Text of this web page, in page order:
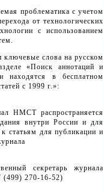
проблематика с учетом
от технологических
с использованием
ключевые слова на русском
«Поиск аннотаций и
в бесплатном
с 1999 г.»:
НМСТ распространяется
внутри России и для
статьям для публикации и
секретарь журнала
(499) 270-16-52)